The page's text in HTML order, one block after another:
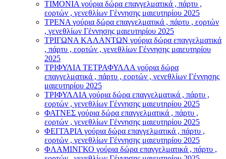
ΤΙΜΟΝΙA γούρια δώρα επαγγελματικά , πάρτυ ,
εορτών , γενεθλίων Γέννησης μαιευτηρίου 2025
ΤΡΕΝΑ γούρια δώρα επαγγελματικά , πάρτυ , εορτών
, γενεθλίων Γέννησης μαιευτηρίου 2025
ΤΡΙΓΩΝΑ ΚΑΛΑΝΤΩΝ γούρια δώρα επαγγελματικά
, πάρτυ , εορτών , γενεθλίων Γέννησης μαιευτηρίου
2025
ΤΡΙΦΥΛΙΑ ΤΕΤΡΑΦΥΛΛΑ γούρια δώρα
επαγγελματικά , πάρτυ , εορτών , γενεθλίων Γέννησης
μαιευτηρίου 2025
ΤΡΙΦΥΛΛΙΑ γούρια δώρα επαγγελματικά , πάρτυ ,
εορτών , γενεθλίων Γέννησης μαιευτηρίου 2025
ΦΑΤΝΕΣ γούρια δώρα επαγγελματικά , πάρτυ ,
εορτών , γενεθλίων Γέννησης μαιευτηρίου 2025
ΦΕΓΓΑΡΙΑ γούρια δώρα επαγγελματικά , πάρτυ ,
εορτών , γενεθλίων Γέννησης μαιευτηρίου 2025
ΦΛΑΜΙΝΓΚΟ γούρια δώρα επαγγελματικά , πάρτυ ,